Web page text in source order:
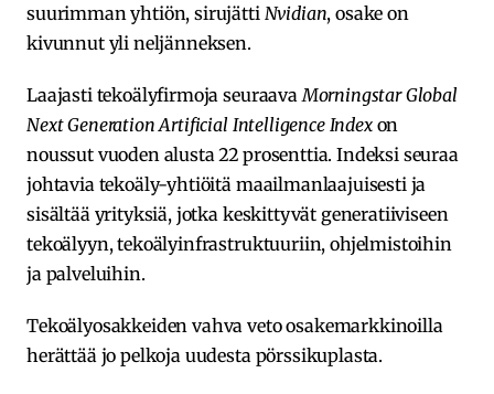
suurimman yhtiön, sirujätti Nvidian, osake on
kivunnut yli neljänneksen.
Laajasti tekoälyfirmoja seuraava Morningstar Global
Next Generation Artificial Intelligence Indexon
noussut vuoden alusta 22 prosenttia. Indeksi seuraa
johtavia tekoäly-yhtiöitä maailmanlaajuisesti ja
sisältää yrityksiä, jotka keskittyvät generatiiviseen
tekoälyyn, tekoälyinfrastruktuuriin, ohjelmistoihin
ja palveluihin.
Tekoälyosakkeiden vahva veto osakemarkkinoilla
herättää jo pelkoja uudesta pörssikuplasta.